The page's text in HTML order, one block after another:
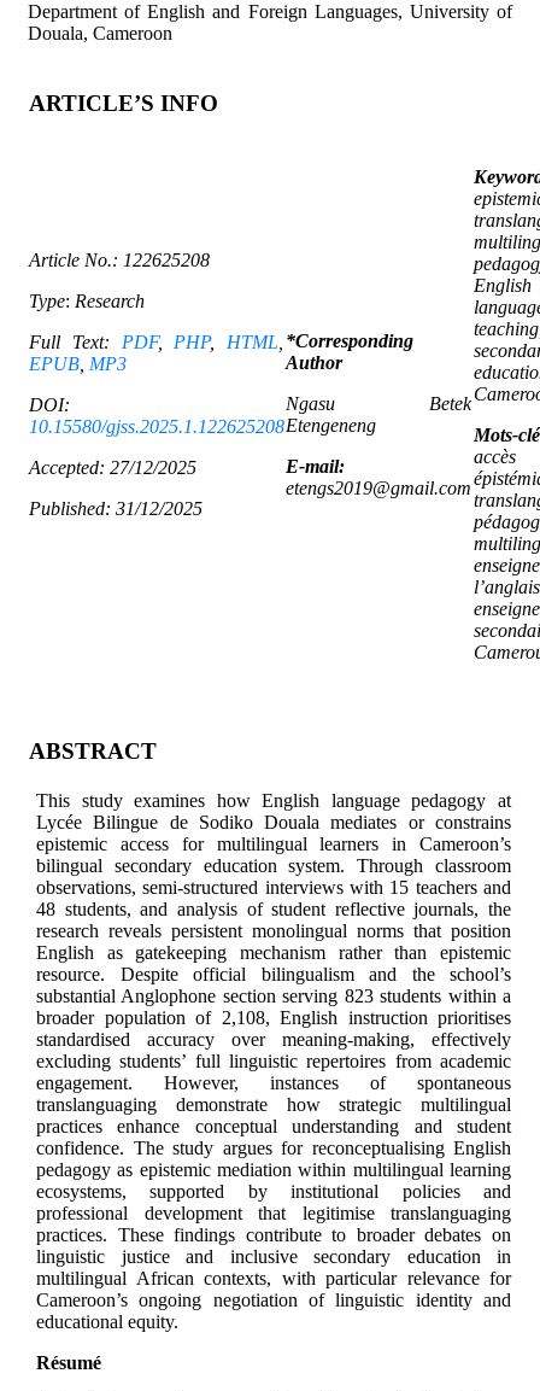
Department of English and Foreign Languages, University of
Douala, Cameroon
ARTICLE’S INFO
Article No.: 122625208
Type: Research
Full Text: PDF, PHP, HTML
EPUB MP3
DOI:
10.15580/gjss.2025.1.122625208
Accepted: 27/12/2025
Published: 31/12/2025
*Corresponding
Author
Ngasu Betek
Etengeneng
E-mail:
etengs2019@gmail.com
English
accès
ABSTRACT
This study examines how English language pedagogy at
Lycée Bilingue de Sodiko Douala mediates or constrains
epistemic access for multilingual learners in Cameroon’s
bilingual secondary education system. Through classroom
observations, semi-structured interviews with 15 teachers and
48 students, and analysis of student reflective journals, the
research reveals persistent monolingual norms that position
English as gatekeeping mechanism rather than epistemic
resource. Despite official bilingualism and the school’s
substantial Anglophone section serving 823 students within a
broader population of 2,108, English instruction prioritises
standardised accuracy over meaning-making, effectively
excluding students’ full linguistic repertoires from academic
engagement. However, instances of spontaneous
translanguaging demonstrate how strategic multilingual
practices enhance conceptual understanding and student
confidence. The study argues for reconceptualising English
pedagogy as epistemic mediation within multilingual learning
ecosystems, supported by institutional policies and
professional development that legitimise translanguaging
practices. These findings contribute to broader debates on
linguistic justice and inclusive secondary education in
multilingual African contexts, with particular relevance for
Cameroon’s ongoing negotiation of linguistic identity and
educational equity.
Résumé